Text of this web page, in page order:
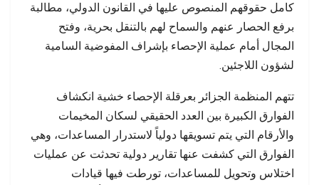
كامل حقوقهم المنصوص عليها في القانون الدولي، مطالبة
برفع الحصار عنهم والسماح لهم بالتنقل بحرية، وفتح
المجال أمام عملية الإحصاء بإشراف المفوضية السامية
لشؤون اللاجئين.
تتهم المنظمة الجزائر بعرقلة الإحصاء خشية انكشاف
الفوارق الكبيرة بين العدد الحقيقي لسكان المخيمات
والأرقام التي يتم تسويقها دولياً لاستدرار المساعدات، وهي
الفوارق التي كشفت عنها تقارير دولية تحدثت عن عمليات
اختلاس وتحويل للمساعدات، تورطت فيها قيادات